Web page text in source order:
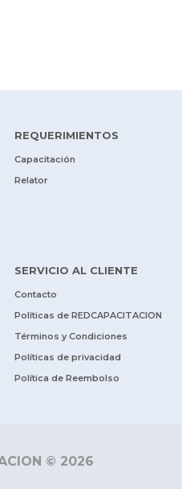
REQUERIMIENTOS
Capacitación
Relator
SERVICIO AL CLIENTE
Contacto
Políticas de REDCAPACITACION
Términos y Condiciones
Políticas de privacidad
Política de Reembolso
© 2026